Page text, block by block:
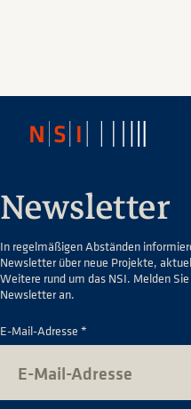
Newsletter
In regelmäßigen Abständen
Newsletter über neue Projekte,
Weitere rund um das NSI. Melden
Newsletter an.
E-Mail-Adresse *